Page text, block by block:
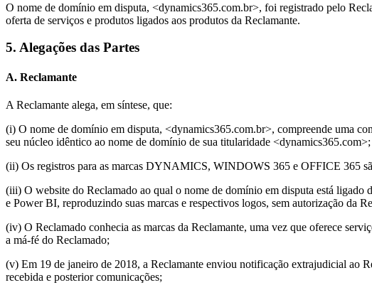
O nome de domínio em disputa, <dynamics365.com.br>, foi registrado pelo
oferta de serviços e produtos ligados aos produtos da Reclamante.
5. Alegações das Partes
A. Reclamante
A Reclamante alega, em síntese, que:
(i) O nome de domínio em disputa, <dynamics365.com.br>, compreende uma
seu núcleo idêntico ao nome de domínio de sua titularidade <dynamics365.com>;
(ii) Os registros para as marcas DYNAMICS, WINDOWS 365 e OFFICE 365
(iii) O website do Reclamado ao qual o nome de domínio em disputa está
e Power BI, reproduzindo suas marcas e respectivos logos, sem autorização da
(iv) O Reclamado conhecia as marcas da Reclamante, uma vez que oferece
a má-fé do Reclamado;
(v) Em 19 de janeiro de 2018, a Reclamante enviou notificação extrajudicial ao
recebida e posterior comunicações;